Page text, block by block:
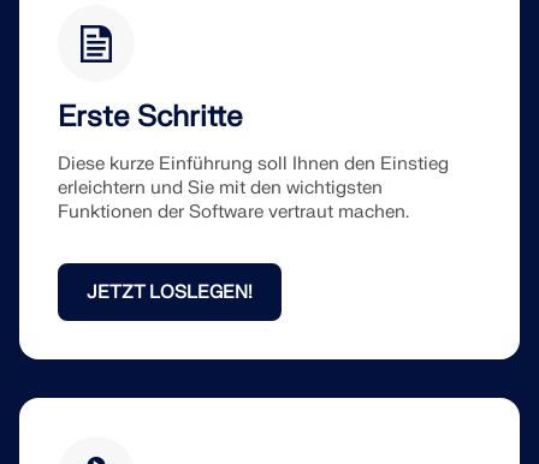
Erste Schritte
Diese kurze Einführung soll Ihnen den Einstieg
erleichtern und Sie mit den wichtigsten
Funktionen der Software vertraut machen.
JETZT LOSLEGEN!